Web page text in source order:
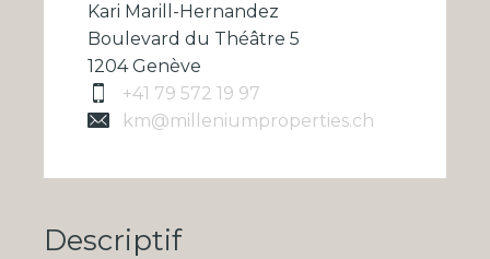
Kari Marill-Hernandez
Boulevard du Théâtre 5
1204 Genève
+41 79 572 19 97
km@milleniumproperties.ch
Descriptif